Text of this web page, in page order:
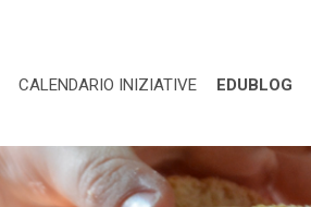
CALENDARIO INIZIATIVE EDUBLOG